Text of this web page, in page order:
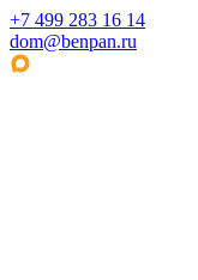
+7 499 283 16 14
dom@benpan.ru